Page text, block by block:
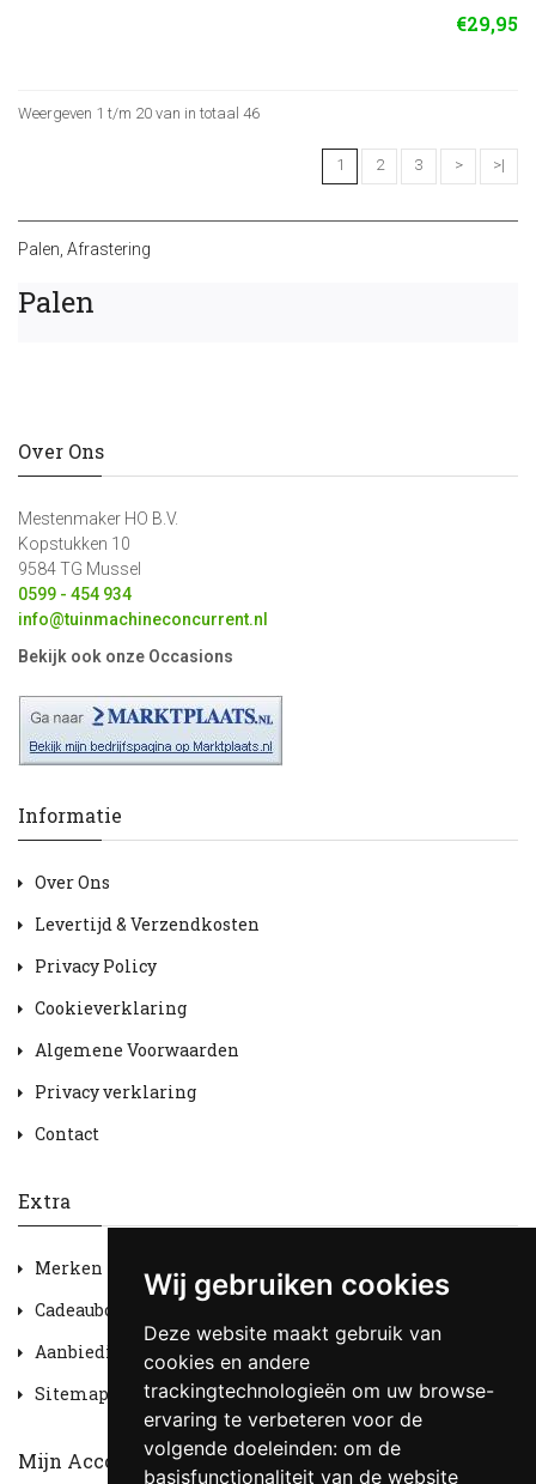
Wij gebruiken cookies
Deze website maakt gebruik van
cookies en andere
trackingtechnologieën om uw browse-
ervaring te verbeteren voor de
volgende doeleinden: om de
basisfunctionaliteit van de website
€29,95
Weergeven 1 t/m 20 van in totaal 46
1 2 3 > >|
Palen Afrastering
Palen
Over Ons
Mestenmaker HO B.V.
Kopstukken 10
9584 TG Mussel
0599 - 454 934
info@tuinmachineconcurrent.nl
Bekijk ook onze Occasions
Informatie
Over Ons
Levertijd & Verzendkosten
Privacy Policy
Cookieverklaring
Algemene Voorwaarden
Privacy verklaring
Contact
Extra
Merken
Cadeaubon
Aanbiedingen
Sitemap
Mijn Account